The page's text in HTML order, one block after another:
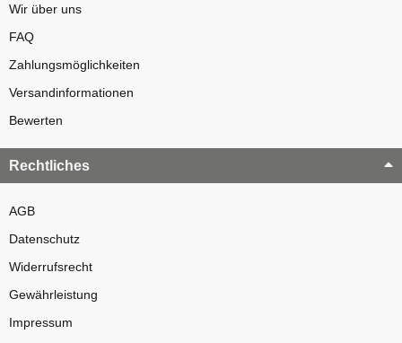
Wir über uns
FAQ
Zahlungsmöglichkeiten
Versandinformationen
Bewerten
Rechtliches
AGB
Datenschutz
Widerrufsrecht
Gewährleistung
Impressum